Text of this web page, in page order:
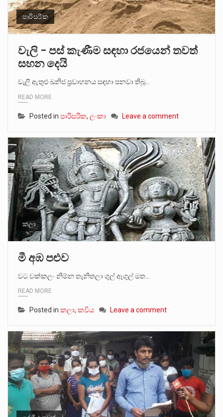
ලාල් කාන්ත ඇමතිවරයා අධිකරණ විනිශ්චයකාරවරුන්ගේ විශ්‍රාම යෑමේ වයස සම්බන්ධයෙන් නිහඬව සිටින ලෙස තමාට දැනුම් දුන්…
පාරිසරික
වැලි – පස් කැණීම සඳහා රජයෙන් තවත්
සහන දෙයි
වැලි ඇතුළු ඛනිජ ප්‍රවාහනය සඳහා පනවා තිබූ…
READ MORE
Posted in පාරිසරික, ලංකා Leave a comment
කලා
මී අඹ පළුව
වට වක්කලං නිම්න තැනිතලා ගුල් ඈගුල් මත…
READ MORE
Posted in කලා, කවිය Leave a comment